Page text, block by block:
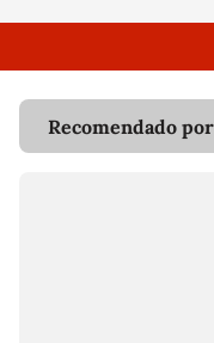
Recomendado